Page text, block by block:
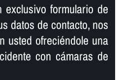
formulario de
datos de contacto, nos
usted ofreciéndole una
con cámaras de